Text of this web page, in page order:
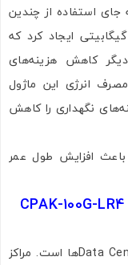
جای استفاده از چندین
اتصال 10 گیگابیتی می‌توان یک لینک 100 گیگابیتی ایجاد کرد که
کاهش هزینه‌های
انرژی این ماژول
نگهداری را کاهش
افزایش طول عمر
یکی از مهم‌ترین کاربردهای این ماژول در Data Centerها است. مراکز